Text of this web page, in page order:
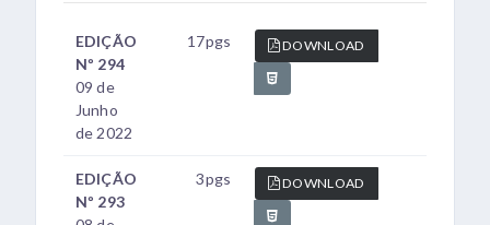
EDIÇÃO
Nº 294
09 de
Junho
de 2022
17pgs DOWNLOAD
EDIÇÃO
Nº 293
3pgs DOWNLOAD